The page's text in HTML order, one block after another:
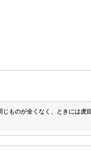
ものが全くなく、ときには虎